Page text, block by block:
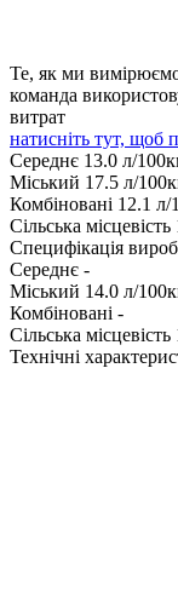
Те, як ми
команда
витрат
натисніть тут, щоб
Середнє 13.0 л/
Міський 17.5 л/
Комбіновані 12.1 л/
Сільська місцевість
Специфікація
Середнє -
Міський 14.0 л/
Комбіновані -
Сільська місцевість
Технічні